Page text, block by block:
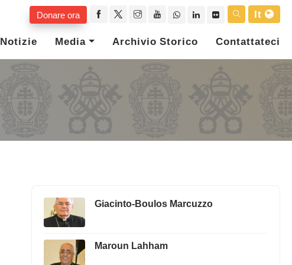
Donare ora
It
Notizie Media Archivio Storico Contattateci
Giacinto-Boulos Marcuzzo
Maroun Lahham